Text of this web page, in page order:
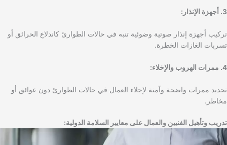
3. أجهزة الإنذار:
تركيب أجهزة إنذار صوتية وضوئية تنبه في حالات الطوارئ كاندلاع الحرائق أو
تسربات الغازات الخطرة.
4. ممرات الهروب والإخلاء:
تحديد ممرات واضحة وآمنة لإجلاء العمال في حالات الطوارئ دون عوائق أو
مخاطر.
تدريب وتأهيل الفنيين والعمال على معايير السلامة الدولية: